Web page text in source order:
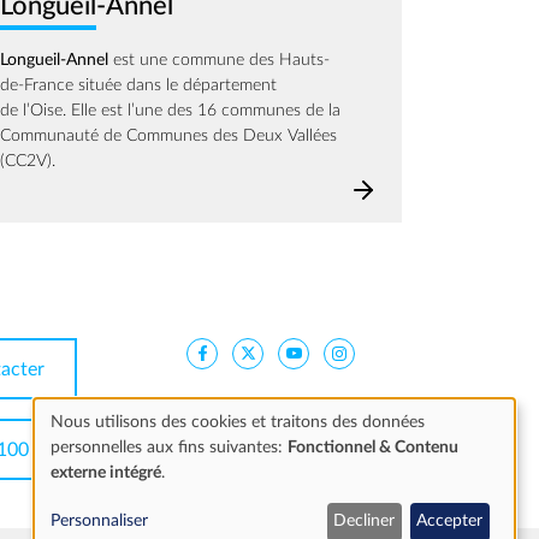
Longueil-Annel
Longueil-Annel est une commune des Hauts-
de-France située dans le département
de l’Oise. Elle est l’une des 16 communes de la
Communauté de Communes des Deux Vallées
(CC2V).
Utilisation
des
Nous utilisons des cookies et traitons des données
personnelles aux fins suivantes: Fonctionnel & Contenu
externe intégré.
Personnaliser Decliner Accepter